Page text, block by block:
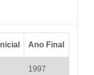
Ano Final
1997